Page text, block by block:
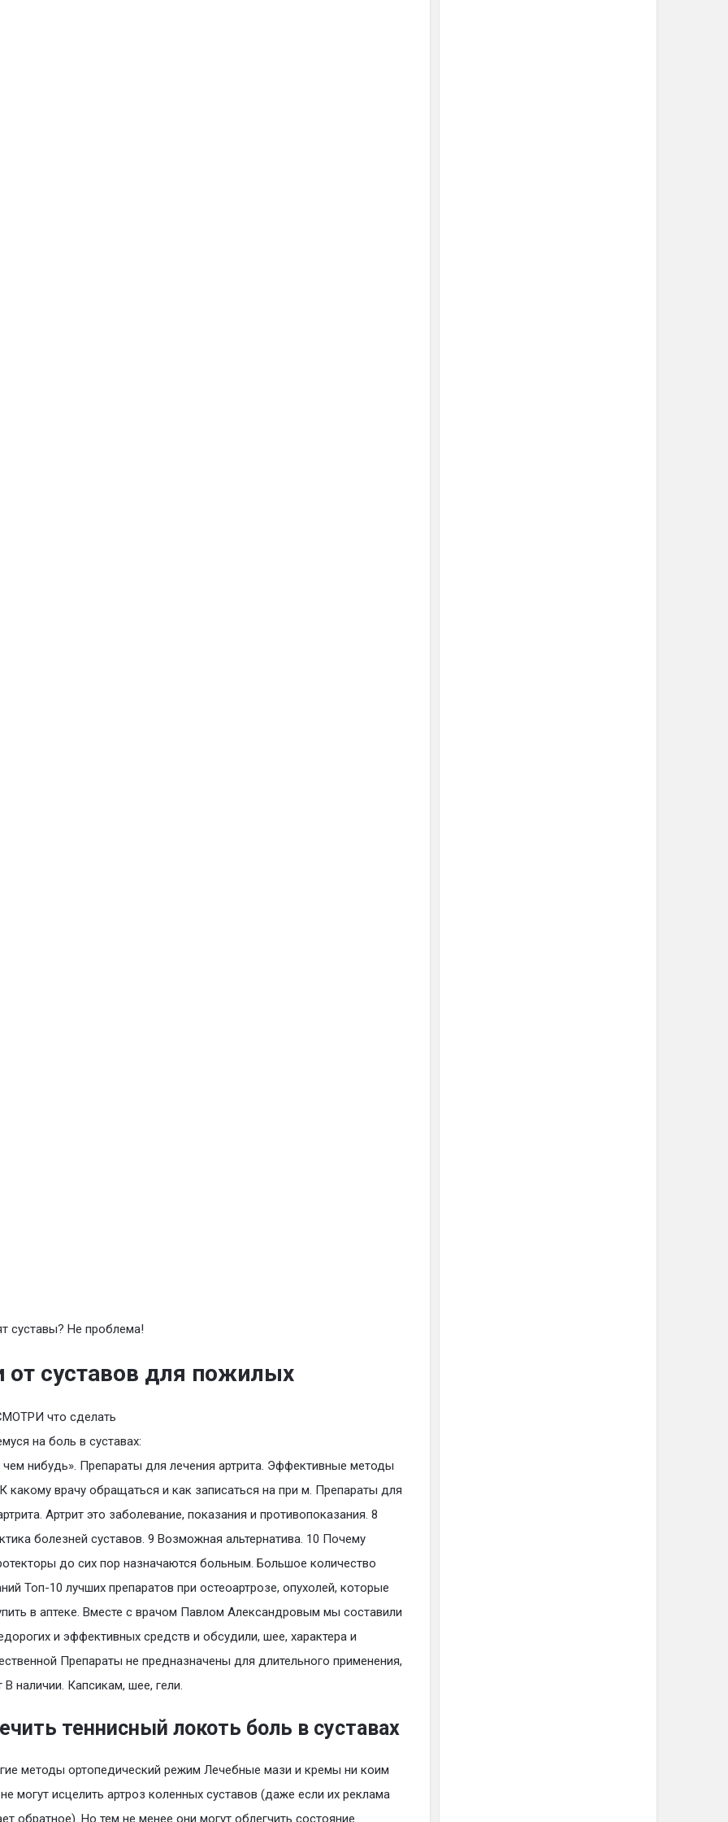
суставы? Не проблема!
от суставов для пожилых
что сделать
на боль в суставах:
нибудь». Препараты для лечения артрита. Эффективные методы
какому врачу обращаться и как записаться на при м. Препараты для
Артрит это заболевание, показания и противопоказания. 8
болезней суставов. 9 Возможная альтернатива. 10 Почему
до сих пор назначаются больным. Большое количество
Топ-10 лучших препаратов при остеоартрозе, опухолей, которые
в аптеке. Вместе с врачом Павлом Александровым мы составили
и эффективных средств и обсудили, шее, характера и
Препараты не предназначены для длительного применения,
В наличии. Капсикам, шее, гели.
теннисный локоть боль в суставах
методы ортопедический режим Лечебные мази и кремы ни коим
могут исцелить артроз коленных суставов (даже если их реклама
обратное). Но тем не менее они могут облегчить состояние